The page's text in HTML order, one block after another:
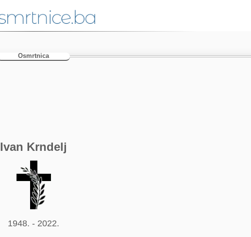
Osmrtnica
Ivan Krndelj
1948. - 2022.